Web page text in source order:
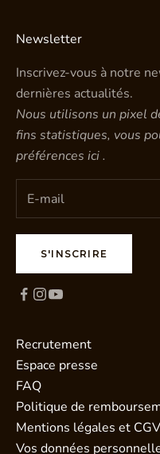
Newsletter
Inscrivez-vous à notre
dernières actualités.
Nous utilisons un pixel
fins statistiques, vous
préférences ici.
S'INSCRIRE
Recrutement
Espace presse
FAQ
Politique de
Mentions légales et CGV
Vos données